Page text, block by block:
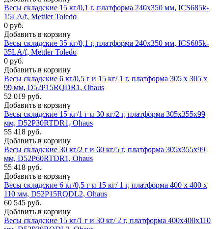
Весы складские 15 кг/0,1 г, платформа 240х350 мм, ICS685k-
15LA/f, Mettler Toledo
0 руб.
Добавить в корзину
Весы складские 35 кг/0,1 г, платформа 240х350 мм, ICS685k-
35LA/f, Mettler Toledo
0 руб.
Добавить в корзину
Весы складские 6 кг/0,5 г и 15 кг/ 1 г, платформа 305 x 305 х
99 мм, D52P15RQDR1, Ohaus
52 019 руб.
Добавить в корзину
Весы складские 15 кг/1 г и 30 кг/2 г, платформа 305x355х99
мм, D52P30RTDR1, Ohaus
55 418 руб.
Добавить в корзину
Весы складские 30 кг/2 г и 60 кг/5 г, платформа 305x355х99
мм, D52P60RTDR1, Ohaus
55 418 руб.
Добавить в корзину
Весы складские 6 кг/0,5 г и 15 кг/ 1 г, платформа 400 x 400 х
110 мм, D52P15RQDL2, Ohaus
60 545 руб.
Добавить в корзину
Весы складские 15 кг/1 г и 30 кг/ 2 г, платформа 400x400х110